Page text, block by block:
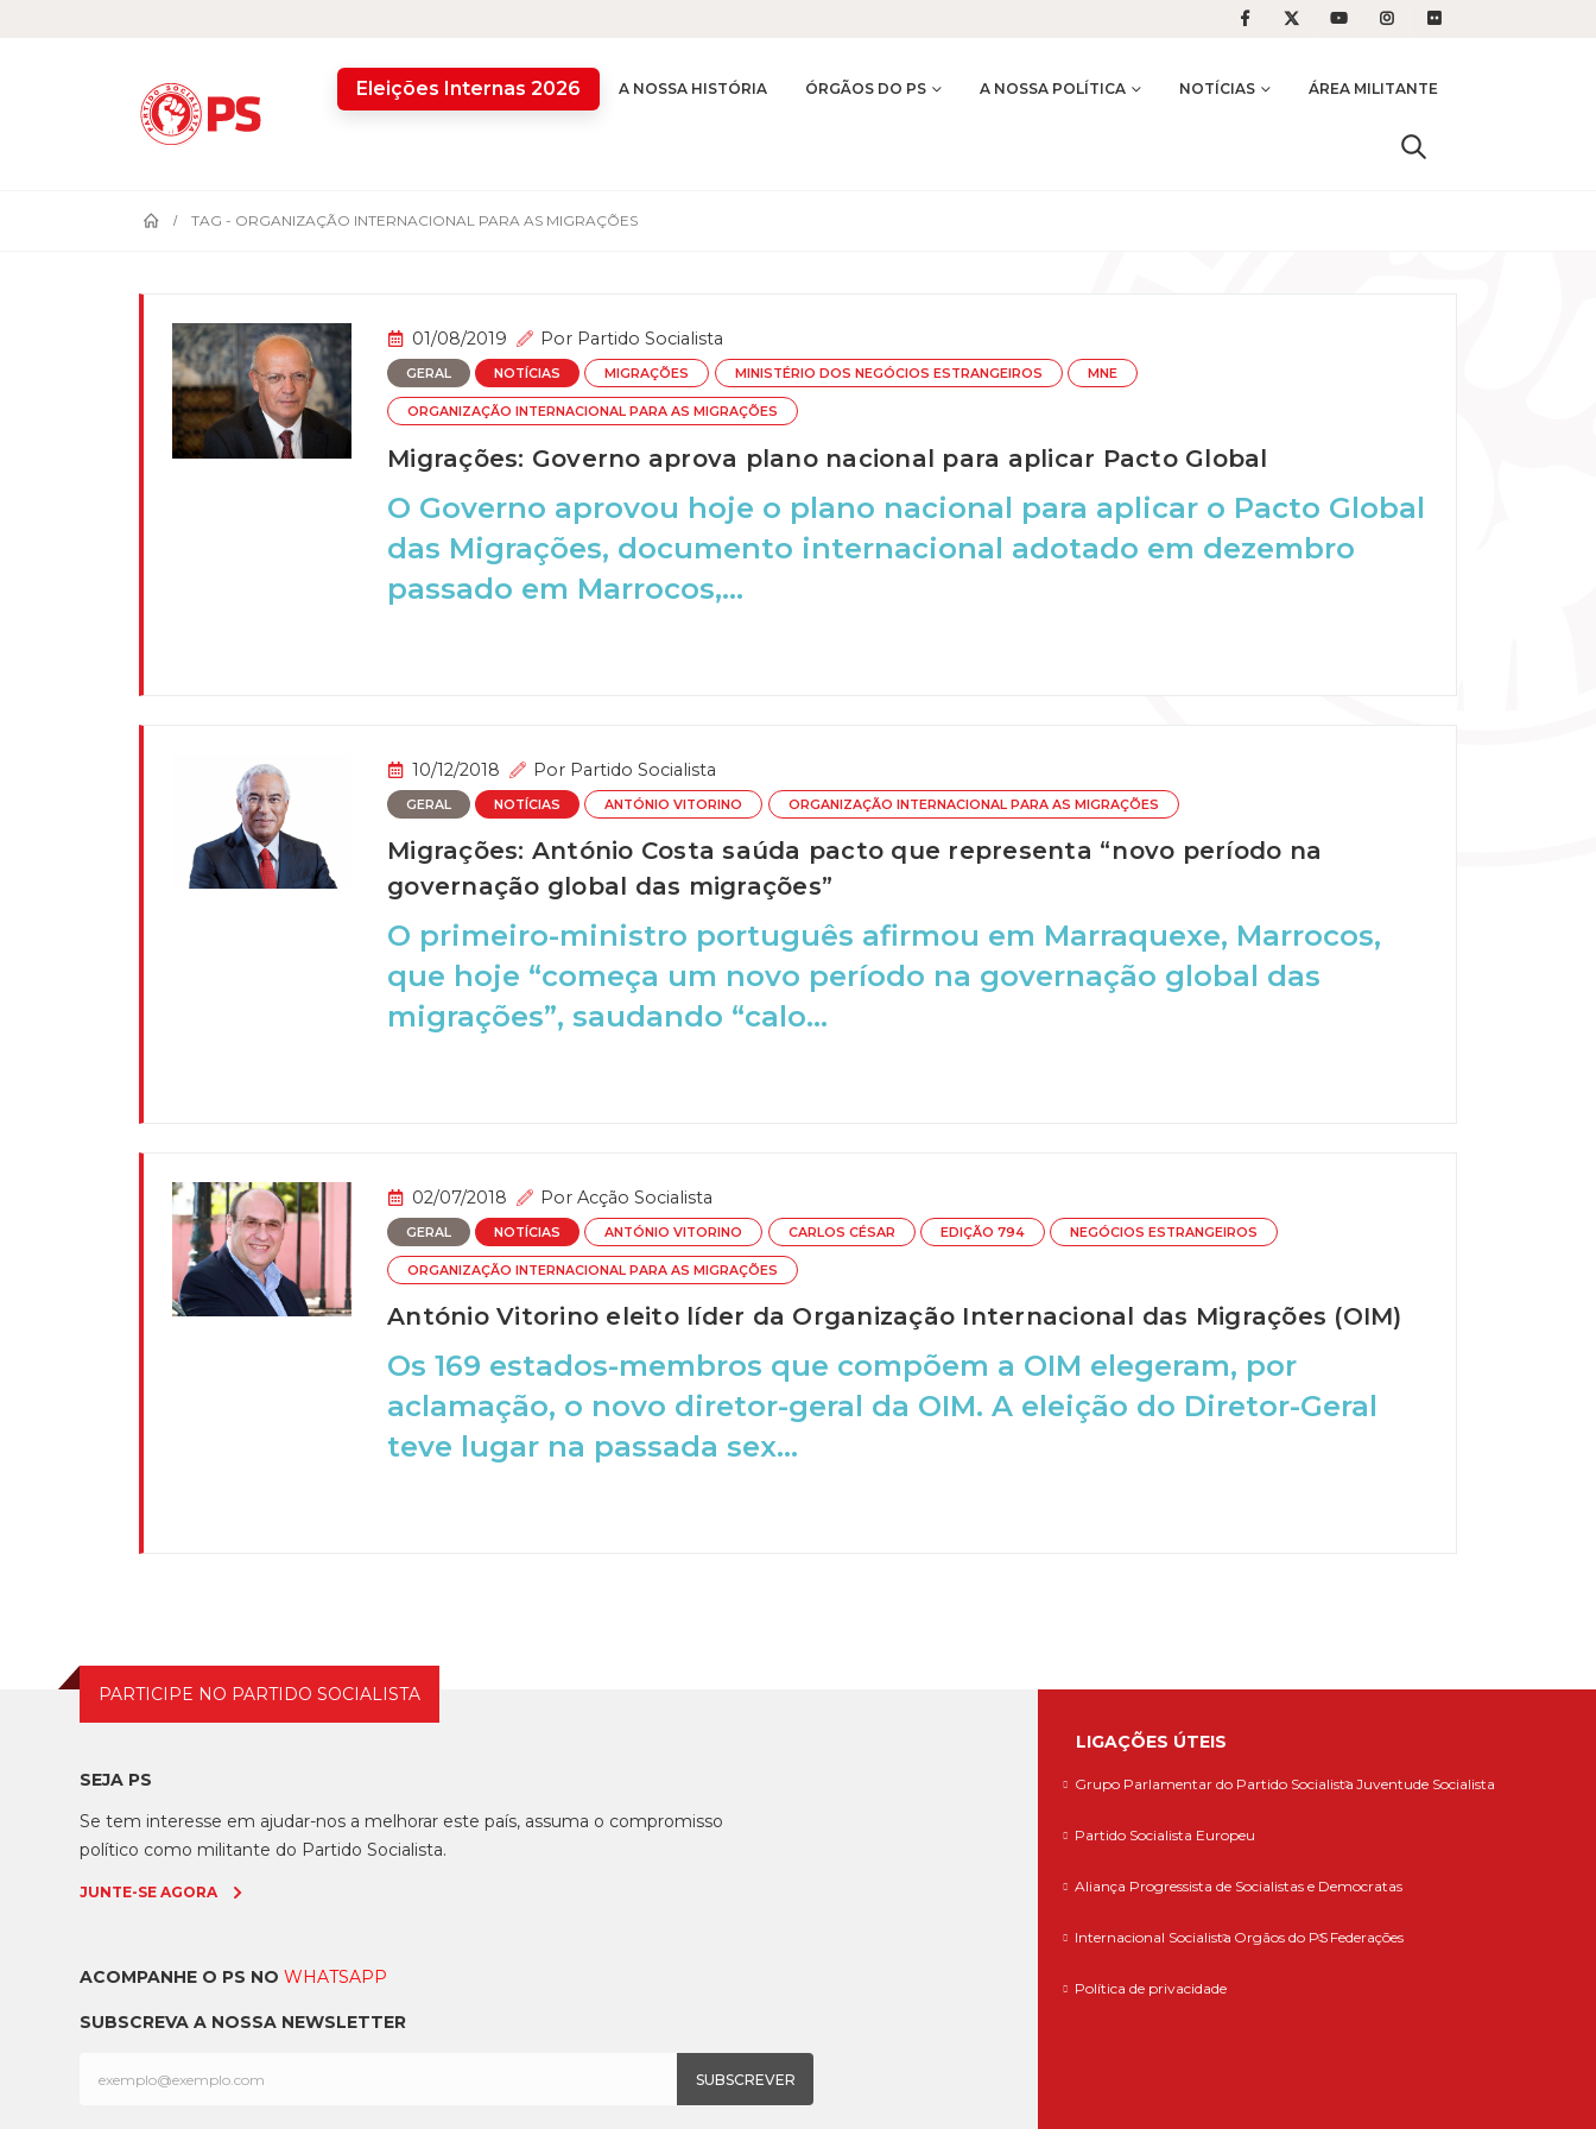
Eleições Internas 2026 A NOSSA HISTÓRIA ÓRGÃOS DO PS A NOSSA POLÍTICA NOTÍCIAS ÁREA MILITANTE
TAG - ORGANIZAÇÃO INTERNACIONAL PARA AS MIGRAÇÕES
01/08/2019 Por Partido Socialista
GERAL NOTÍCIAS MIGRAÇÕES MINISTÉRIO DOS NEGÓCIOS ESTRANGEIROS MNE
ORGANIZAÇÃO INTERNACIONAL PARA AS MIGRAÇÕES
Migrações: Governo aprova plano nacional para aplicar Pacto Global
O Governo aprovou hoje o plano nacional para aplicar o Pacto Global
das Migrações, documento internacional adotado em dezembro
passado em Marrocos,...
10/12/2018 Por Partido Socialista
GERAL NOTÍCIAS ANTÓNIO VITORINO ORGANIZAÇÃO INTERNACIONAL PARA AS MIGRAÇÕES
Migrações: António Costa saúda pacto que representa “novo período na
governação global das migrações”
O primeiro-ministro português afirmou em Marraquexe, Marrocos,
que hoje “começa um novo período na governação global das
migrações”, saudando “calo...
02/07/2018 Por Acção Socialista
GERAL NOTÍCIAS ANTÓNIO VITORINO CARLOS CÉSAR EDIÇÃO 794 NEGÓCIOS ESTRANGEIROS
ORGANIZAÇÃO INTERNACIONAL PARA AS MIGRAÇÕES
António Vitorino eleito líder da Organização Internacional das Migrações (OIM)
Os 169 estados-membros que compõem a OIM elegeram, por
aclamação, o novo diretor-geral da OIM. A eleição do Diretor-Geral
teve lugar na passada sex...
PARTICIPE NO PARTIDO SOCIALISTA
SEJA PS
Se tem interesse em ajudar-nos a melhorar este país, assuma o compromisso
político como militante do Partido Socialista.
JUNTE-SE AGORA
ACOMPANHE O PS NOWHATSAPP
SUBSCREVA A NOSSA NEWSLETTER
LIGAÇÕES ÚTEIS
Grupo Parlamentar do Partido Socialista Juventude Socialista
Partido Socialista Europeu
Aliança Progressista de Socialistas e Democratas
Internacional Socialista Orgãos do PS Federações
Política de privacidade